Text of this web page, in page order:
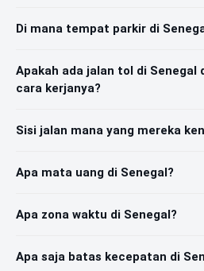
Di mana tempat parkir di
Apakah ada jalan tol di Senegal
cara kerjanya?
Sisi jalan mana yang mereka
Apa mata uang di Senegal?
Apa zona waktu di Senegal?
Apa saja batas kecepatan di